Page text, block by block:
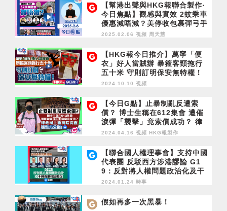
【幫港出聲與HKG報聯合製作‧
今日焦點】觀感與實效 2蚊乘車
優惠減唔減？美停收包裹彈弓手
仇華從來不變
2025.02.06 視頻 周天慧
【HKG報今日推介】萬寧「便
衣」好人當賊辦 暴箍客頸拖行
五十米 守則訂明保安無特權！
2024.10.10 視頻
【今日G點】止暴制亂反遭索
償？ 博士生稱在612集會 遭催
淚彈「襲擊」竟索償成功？ 律
政司上訴終院得直 還警方公
2024.04.16 視頻 HKG報製作
【聯合國人權理事會】支持中國
代表團 反駁西方涉港謬論 G1
9：反對將人權問題政治化及干
預香港司法獨立
2024.01.24 時事
假如再多一次黑暴！